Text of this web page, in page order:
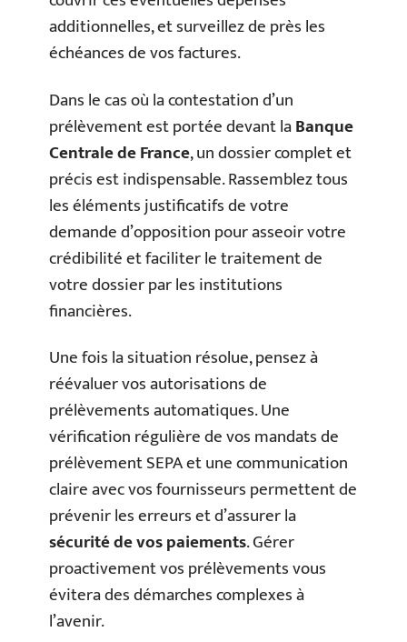
additionnelles, et surveillez de près les
échéances de vos factures.
Dans le cas où la contestation d’un
prélèvement est portée devant laBanque
Centrale de France, un dossier complet et
précis est indispensable. Rassemblez tous
les éléments justificatifs de votre
demande d’opposition pour asseoir votre
crédibilité et faciliter le traitement de
votre dossier par les institutions
financières.
Une fois la situation résolue, pensez à
réévaluer vos autorisations de
prélèvements automatiques. Une
vérification régulière de vos mandats de
prélèvement SEPA et une communication
claire avec vos fournisseurs permettent de
prévenir les erreurs et d’assurer la
sécurité de vos paiements. Gérer
proactivement vos prélèvements vous
évitera des démarches complexes à
l’avenir.